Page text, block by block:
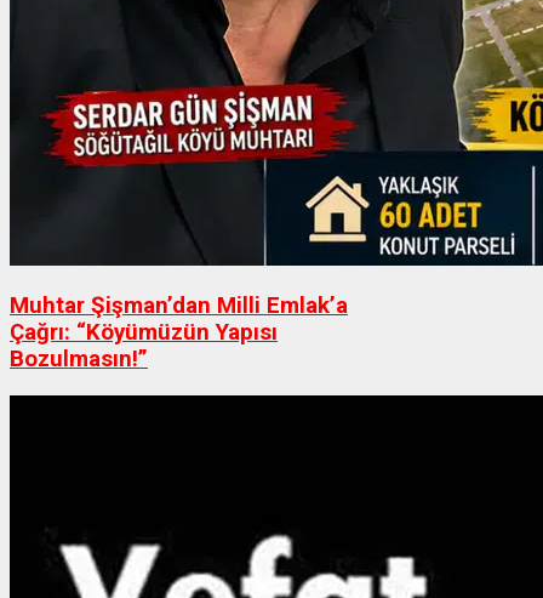
Muhtar Şişman’dan Milli Emlak’a
Çağrı: “Köyümüzün Yapısı
Bozulmasın!”